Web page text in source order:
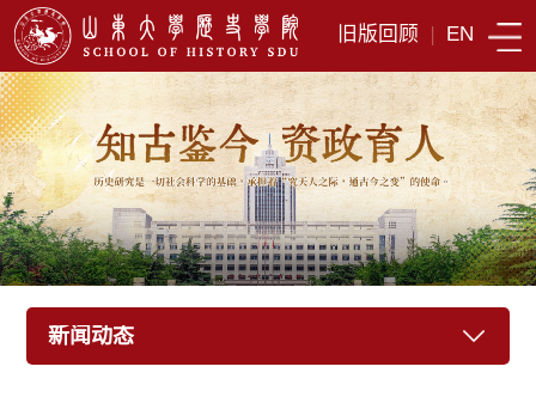
旧版回顾 | EN
新闻动态